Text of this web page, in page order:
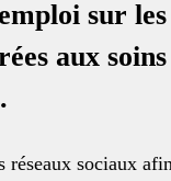
sur les
aux soins
réseaux sociaux